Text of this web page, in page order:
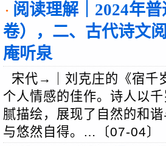
· 阅读理解｜2024年
卷），二、古代诗文
庵听泉
宋代→｜刘克庄的《宿千
个人情感的佳作。诗人以
腻描绘，展现了自然的和
与悠然自得。…〔07-04〕